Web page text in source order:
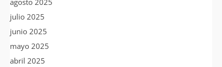
agosto 2025
julio 2025
junio 2025
mayo 2025
abril 2025